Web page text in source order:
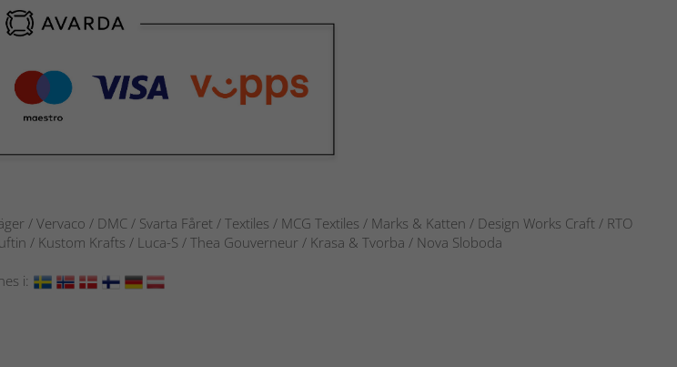
/ Vervaco / DMC / Svarta Fåret / Textiles / MCG Textiles / Marks & Katten / Design Works Craft / RTO
/ Kustom Krafts / Luca-S / Thea Gouverneur / Krasa & Tvorba / Nova Sloboda
i: